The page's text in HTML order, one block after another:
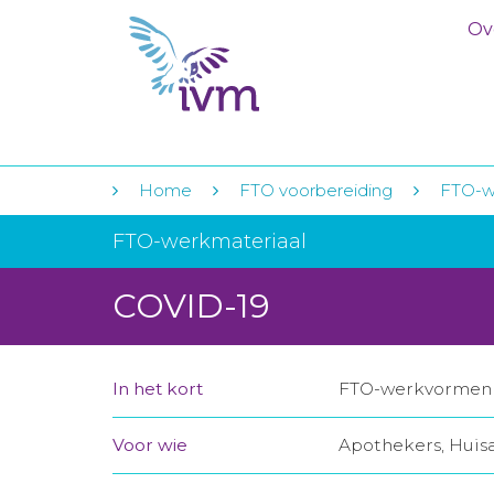
Home FTO voorbereiding FTO-
FTO-werkmateriaal
COVID-19
In het kort FTO-
Voor wie Apothekers,